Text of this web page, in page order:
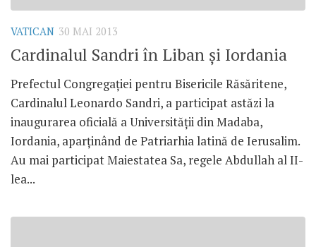
VATICAN 30 MAI 2013
Cardinalul Sandri în Liban şi Iordania
Prefectul Congregaţiei pentru Bisericile Răsăritene,
Cardinalul Leonardo Sandri, a participat astăzi la
inaugurarea oficială a Universităţii din Madaba,
Iordania, aparţinând de Patriarhia latină de Ierusalim.
Au mai participat Maiestatea Sa, regele Abdullah al II-
lea...